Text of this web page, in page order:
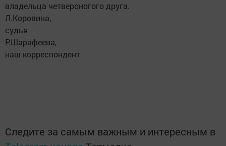
владельца четвероногого друга.
Л.Коровина,
судья
Р.Шарафеева,
наш корреспондент
Следите за самым важным и интересным в